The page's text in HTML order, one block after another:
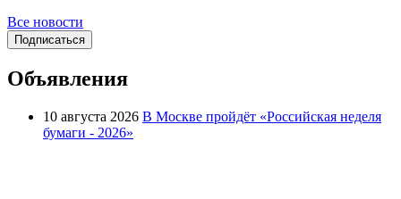
Все новости
Подписаться
Объявления
10 августа 2026 В Москве пройдёт «Российская неделя
бумаги - 2026»